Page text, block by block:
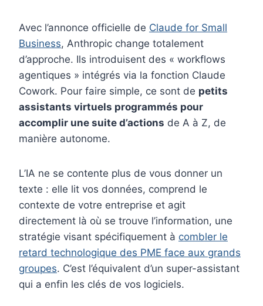
Avec l’annonce officielle de Claude for Small
Business, Anthropic change totalement
d’approche. Ils introduisent des « workflows
agentiques » intégrés via la fonction Claude
Cowork. Pour faire simple, ce sont de petits
assistants virtuels programmés pour
accomplir une suite d’actions de A à Z, de
manière autonome.
L’IA ne se contente plus de vous donner un
texte : elle lit vos données, comprend le
contexte de votre entreprise et agit
directement là où se trouve l’information, une
stratégie visant spécifiquement à combler le
retard technologique des PME face aux grands
groupes. C’est l’équivalent d’un super-assistant
qui a enfin les clés de vos logiciels.